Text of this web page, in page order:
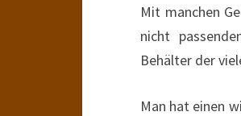
Mit manchen
nicht
Behälter der
Man hat einen